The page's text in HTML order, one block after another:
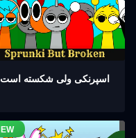
اسپرنکی ولی شکسته است